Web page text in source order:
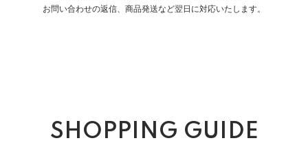
お問い合わせの返信、商品発送など翌日に対応いたします。
SHOPPING GUIDE